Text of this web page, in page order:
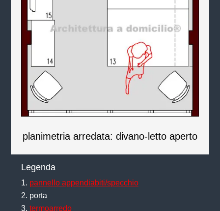
planimetria arredata: divano-letto aperto
Legenda
pannello appendiabiti/specchio
porta
termoarredo